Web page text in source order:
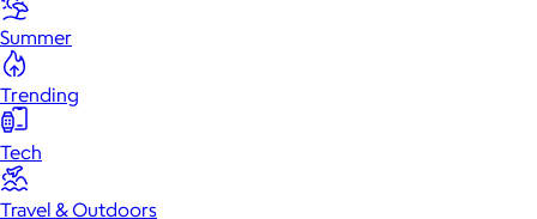
Summer
Trending
Tech
Travel & Outdoors